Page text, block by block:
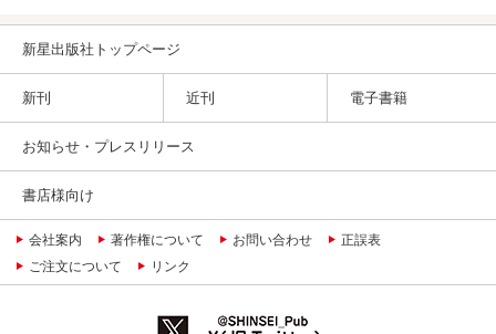
新星出版社トップページ
新刊 近刊 電子書籍
お知らせ・プレスリリース
書店様向け
会社案内 著作権について お問い合わせ
正誤表
ご注文について
リンク